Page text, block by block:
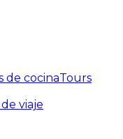
de cocinaTours
viaje